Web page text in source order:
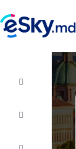
Zbor+Hotel